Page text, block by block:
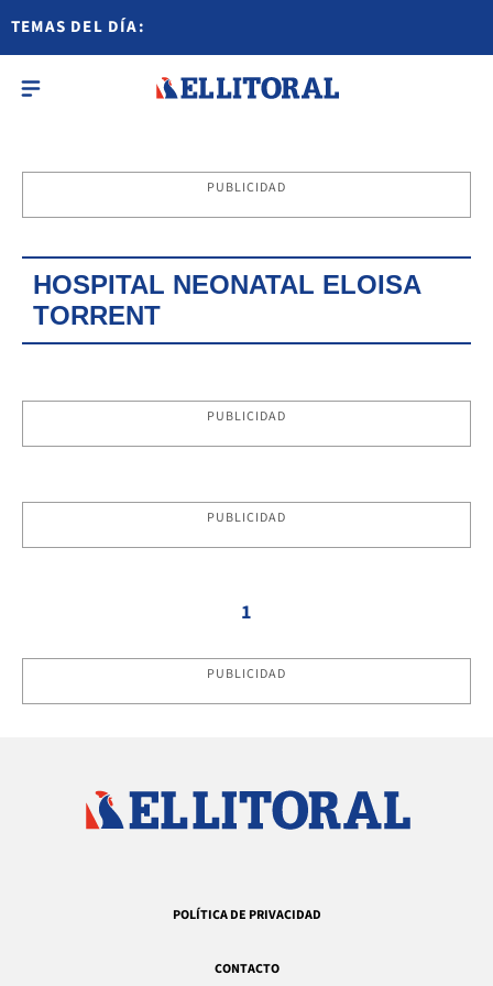
TEMAS DEL DÍA:
PUBLICIDAD
HOSPITAL NEONATAL ELOISA
TORRENT
PUBLICIDAD
PUBLICIDAD
1
PUBLICIDAD
POLÍTICA DE PRIVACIDAD
CONTACTO